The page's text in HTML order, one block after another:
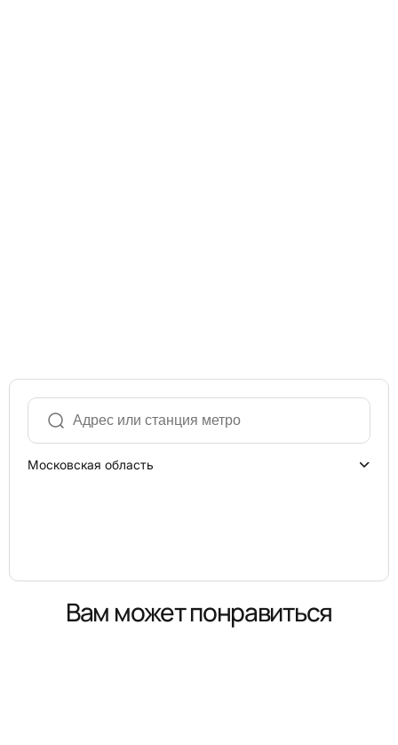
Московская область
Вам может понравиться